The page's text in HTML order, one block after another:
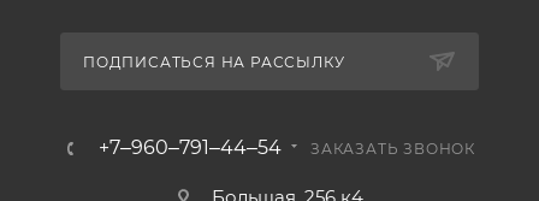
ПОДПИСАТЬСЯ НА РАССЫЛКУ
+7‒960‒791‒44‒54 ЗАКАЗАТЬ ЗВОНОК